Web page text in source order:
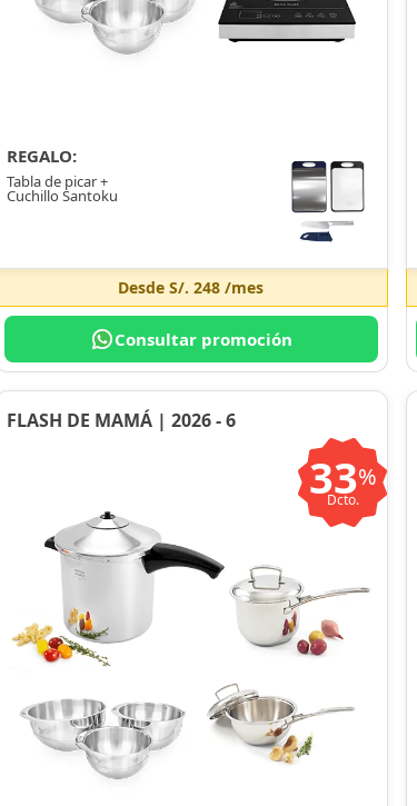
REGALO:
Tabla de picar +
Cuchillo Santoku
DesdeS/. 248 /mes
Consultar promoción
FLASH DE MAMÁ | 2026 - 6
33%
Dcto.